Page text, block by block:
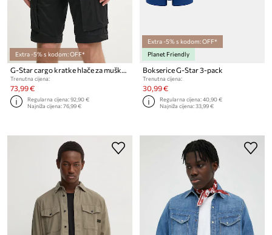
Extra -5% s kodom: OFF*
G-Star cargo kratke hlače za muškarce od pamuka s elastanom Rovic zip regular
Trenutna cijena:
73,99 €
Regularna cijena:92,90 €
Najniža cijena:76,99 €
Extra -5% s kodom: OFF*
Planet Friendly
Bokserice G-Star 3-pack
Trenutna cijena:
30,99 €
Regularna cijena:40,90 €
Najniža cijena:33,99 €